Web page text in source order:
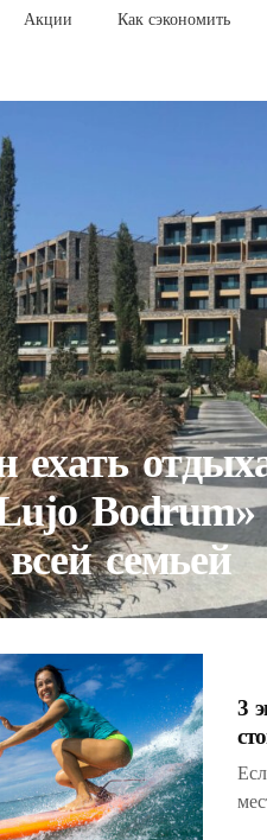
Акции Как сэкономить
ехать
Bodrum»
семьей
3